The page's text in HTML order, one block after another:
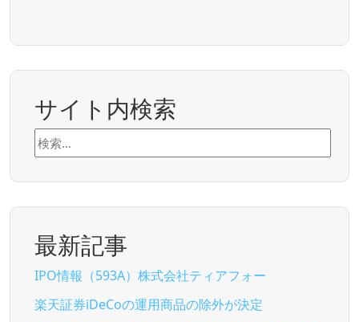
サイト内検索
検
索:
最新記事
IPO情報（593A）株式会社ティアフォー
楽天証券iDeCoの運用商品の除外が決定